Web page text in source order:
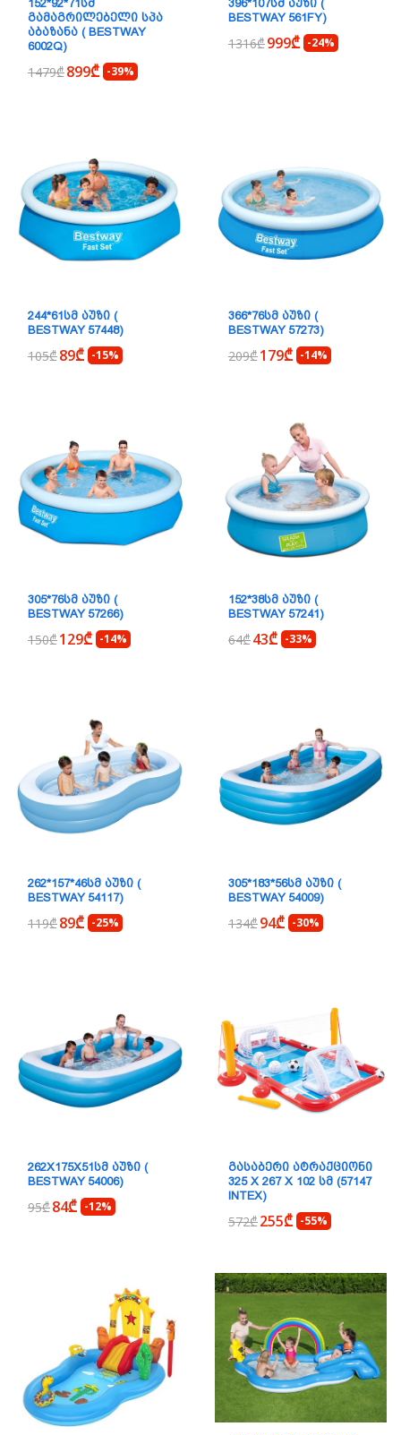
152*92*71ᲡᲛ
ᲒᲐᲛᲐᲒᲠᲘᲚᲔᲑᲔᲚᲘ ᲡᲞᲐ
ᲐᲑᲐᲖᲐᲜᲐ ( BESTWAY
6002Q)
1479₾899₾ -39%
396*107ᲡᲛ ᲐᲣᲖᲘ (
BESTWAY 561FY)
1316₾999₾ -24%
244*61ᲡᲛ ᲐᲣᲖᲘ (
BESTWAY 57448)
105₾89₾ -15%
366*76ᲡᲛ ᲐᲣᲖᲘ (
BESTWAY 57273)
209₾179₾ -14%
305*76ᲡᲛ ᲐᲣᲖᲘ (
BESTWAY 57266)
150₾129₾ -14%
152*38ᲡᲛ ᲐᲣᲖᲘ (
BESTWAY 57241)
64₾43₾ -33%
262*157*46ᲡᲛ ᲐᲣᲖᲘ (
BESTWAY 54117)
119₾89₾ -25%
305*183*56ᲡᲛ ᲐᲣᲖᲘ (
BESTWAY 54009)
134₾94₾ -30%
262X175X51ᲡᲛ ᲐᲣᲖᲘ (
BESTWAY 54006)
95₾84₾ -12%
ᲒᲐᲡᲐᲑᲔᲠᲘ ᲐᲢᲠᲐᲥᲪᲘᲝᲜᲘ
325 X 267 X 102 ᲡᲛ (57147
INTEX)
572₾255₾ -55%